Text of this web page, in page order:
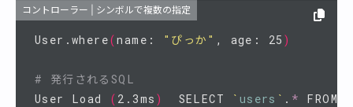
コントローラー | シンボルで複数の指定
User.where(name: "ぴっか" , age: 25 )
# 発行されるSQL
User Load
( 2.3ms )
  SELECT
` users ` . * FROM